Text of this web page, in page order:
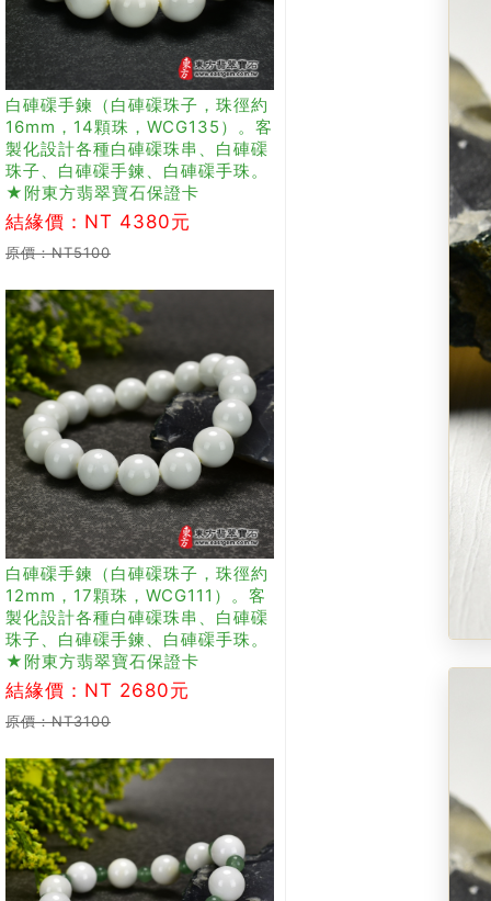
白硨磲手鍊（白硨磲珠子，珠徑約
16mm，14顆珠，WCG135）。客
製化設計各種白硨磲珠串、白硨磲
珠子、白硨磲手鍊、白硨磲手珠。
★附東方翡翠寶石保證卡
結緣價：NT 4380元
原價：NT5100
白硨磲手鍊（白硨磲珠子，珠徑約
12mm，17顆珠，WCG111）。客
製化設計各種白硨磲珠串、白硨磲
珠子、白硨磲手鍊、白硨磲手珠。
★附東方翡翠寶石保證卡
結緣價：NT 2680元
原價：NT3100